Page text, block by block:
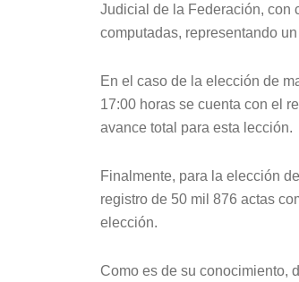
Judicial de la Federación, con
computadas, representando
En el caso de la elección de
17:00 horas se cuenta con el
avance total para esta lección.
Finalmente, para la elección
registro de 50 mil 876 actas
elección.
Como es de su conocimiento,